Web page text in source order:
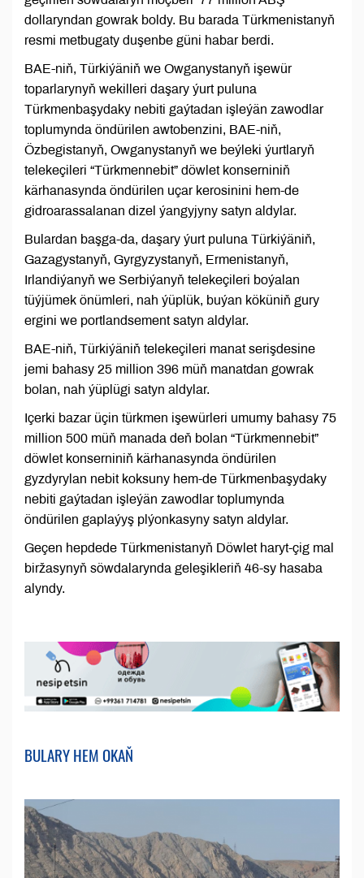
dollaryndan gowrak boldy. Bu barada Türkmenistanyň
resmi metbugaty duşenbe güni habar berdi.
BAE-niň, Türkiýäniň we Owganystanyň işewür
toparlarynyň wekilleri daşary ýurt puluna
Türkmenbaşydaky nebiti gaýtadan işleýän zawodlar
toplumynda öndürilen awtobenzini, BAE-niň,
Özbegistanyň, Owganystanyň we beýleki ýurtlaryň
telekeçileri “Türkmennebit” döwlet konserniniň
kärhanasynda öndürilen uçar kerosinini hem-de
gidroarassalanan dizel ýangyjyny satyn aldylar.
Bulardan başga-da, daşary ýurt puluna Türkiýäniň,
Gazagystanyň, Gyrgyzystanyň, Ermenistanyň,
Irlandiýanyň we Serbiýanyň telekeçileri boýalan
tüýjümek önümleri, nah ýüplük, buýan köküniň gury
ergini we portlandsement satyn aldylar.
BAE-niň, Türkiýäniň telekeçileri manat serişdesine
jemi bahasy 25 million 396 müň manatdan gowrak
bolan, nah ýüplügi satyn aldylar.
Içerki bazar üçin türkmen işewürleri umumy bahasy 75
million 500 müň manada deň bolan “Türkmennebit”
döwlet konserniniň kärhanasynda öndürilen
gyzdyrylan nebit koksuny hem-de Türkmenbaşydaky
nebiti gaýtadan işleýän zawodlar toplumynda
öndürilen gaplaýyş plýonkasyny satyn aldylar.
Geçen hepdede Türkmenistanyň Döwlet haryt-çig mal
biržasynyň söwdalarynda geleşikleriň 46-sy hasaba
alyndy.
BULARY HEM OKAŇ